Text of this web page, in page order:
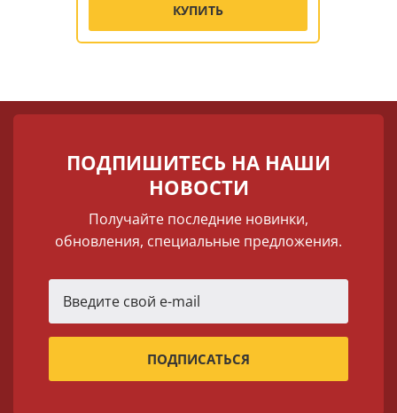
КУПИТЬ
ПОДПИШИТЕСЬ НА НАШИ
НОВОСТИ
Получайте последние новинки,
обновления, специальные предложения.